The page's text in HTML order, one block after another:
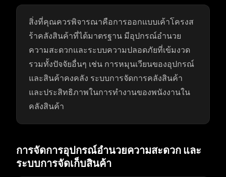
สิ่งที่คุณควรพิจารณาคือการออกแบบเค้าโครงส
ร้าคลังสินค้าที่ได้มาตรฐาน มีอุปกรณ์อำนวย
ความสะดวกและระบบความปลอดภัยที่เข้มงวด
รวมทั้งปัจจัยอื่นๆ เช่น การหมุนเวียนของอุปกรณ์
และสินค้าคงคลัง ระบบการจัดการคลังสินค้า
และประสิทธิภาพในการทำงานของพนังงานใน
คลังสินค้า
การจัดการอุปกรณ์อำนวยความสะดวก และ
ระบบการจัดเก็บสินค้า